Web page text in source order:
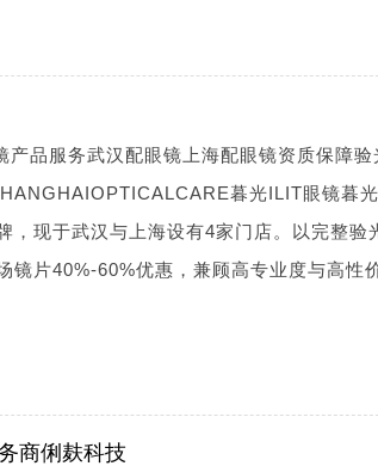
品服务武汉配眼镜上海配眼镜资质保障验
暮光ILIT眼镜暮
现于武汉与上海设有4家门店。以完整验
镜片40%-60%优惠，兼顾高专业度与高性
商俐麸科技